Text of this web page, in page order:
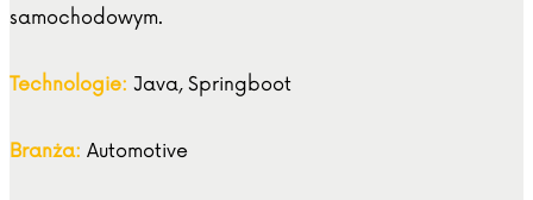
samochodowym.
Technologie: Java, Springboot
Branża: Automotive